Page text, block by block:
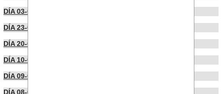
DÍA 03-04-2023
DÍA 23-03-2023
DÍA 20-03-2023
DÍA 10-03-2023
DÍA 09-03-2023
DÍA 08-03-2023